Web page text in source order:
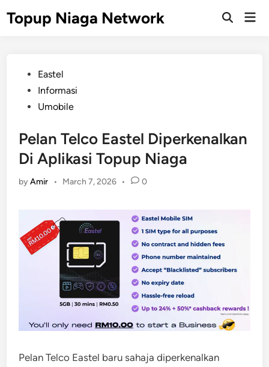
Topup Niaga Network
Open
PostedEastel
Informasi
Umobile
Pelan Telco Eastel Diperkenalkan
Di Aplikasi Topup Niaga
byAmir • March 7, 2026 • 0
Pelan Telco Eastel baru sahaja diperkenalkan